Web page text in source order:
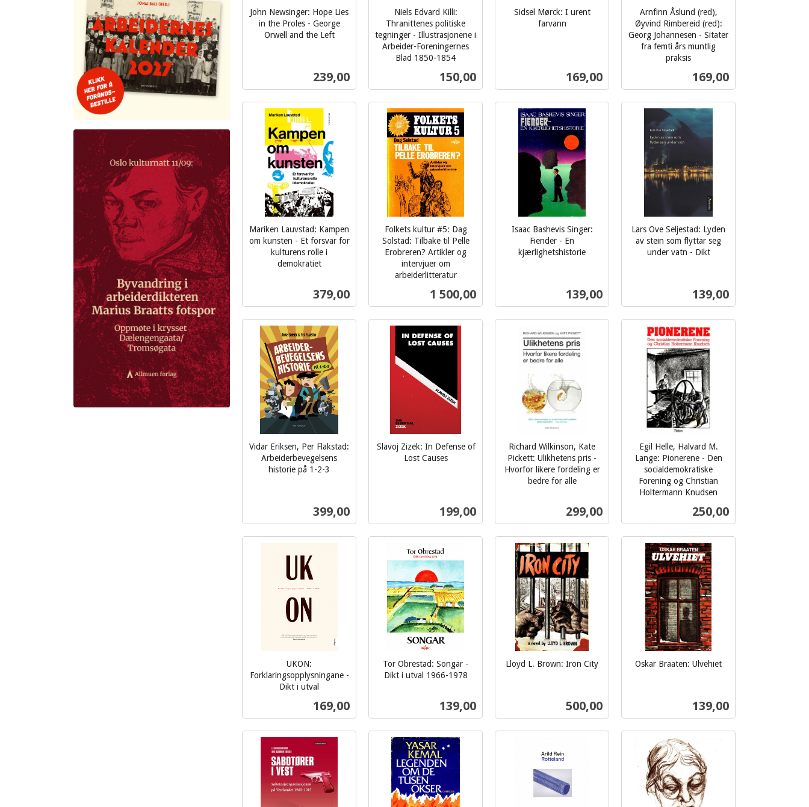
John Newsinger: Hope Lies
in the Proles - George
Orwell and the Left
Pris
239,00
Kjøp
Niels Edvard Killi:
Thranittenes politiske
tegninger - Illustrasjonene i
Arbeider-Foreningernes
Blad 1850-1854
Pris
150,00
Kjøp
Sidsel Mørck: I urent
farvann
Pris
169,00
Kjøp
Arnfinn Åslund (red),
Øyvind Rimbereid (red):
Georg Johannesen - Sitater
fra femti års muntlig
praksis
Pris
169,00
Mariken Lauvstad: Kampen
om kunsten - Et forsvar for
kulturens rolle i
demokratiet
Pris
379,00
Kjøp
Folkets kultur #5: Dag
Solstad: Tilbake til Pelle
Erobreren? Artikler og
intervjuer om
arbeiderlitteratur
Pris
1 500,00
Kjøp
Isaac Bashevis Singer:
Fiender - En
kjærlighetshistorie
Pris
139,00
Kjøp
Lars Ove Seljestad: Lyden
av stein som flyttar seg
under vatn - Dikt
Pris
139,00
Kjøp
Vidar Eriksen, Per Flakstad:
Arbeiderbevegelsens
historie på 1-2-3
Pris
399,00
Slavoj Zizek: In Defense of
Lost Causes
Pris
199,00
Kjøp
Richard Wilkinson, Kate
Pickett: Ulikhetens pris -
Hvorfor likere fordeling er
bedre for alle
Pris
299,00
Kjøp
Egil Helle, Halvard M.
Lange: Pionerene - Den
socialdemokratiske
Forening og Christian
Holtermann Knudsen
Pris
250,00
Kjøp
UKON:
Forklaringsopplysningane -
Dikt i utval
Pris
169,00
Kjøp
Tor Obrestad: Songar -
Dikt i utval 1966-1978
Pris
139,00
Kjøp
Lloyd L. Brown: Iron City
Pris
500,00
Oskar Braaten: Ulvehiet
Pris
139,00
Kjøp